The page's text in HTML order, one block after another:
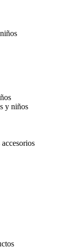
y niños